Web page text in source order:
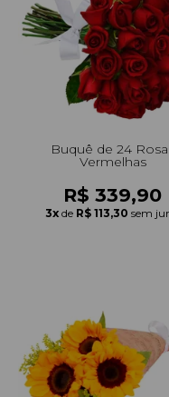
Buquê de 24
Vermelhas
R$ 339,90
3x de R$ 113,30 sem